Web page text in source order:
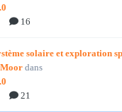
16
solaire et exploration
dans
21